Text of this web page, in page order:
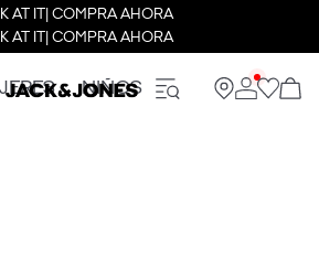
AT IT| COMPRA AHORA
AT IT| COMPRA AHORA
NIÑOS